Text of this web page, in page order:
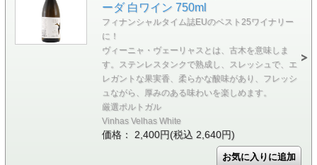
ーダ 白ワイン 750ml
フィナンシャルタイム誌EUのベスト25ワイナリー
に！
ヴィーニャ・ヴェーリャスとは、古木を意味しま
す。ステンレスタンクで熟成し、スレッシュで、エ
レガントな果実香、柔らかな酸味があり、フレッシ
ュながら、厚みのある味わいを楽しめます。
厳選ポルトガル
Vinhas Velhas White
価格： 2,400円(税込 2,640円)